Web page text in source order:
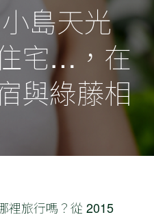
島天光
宅…，在
與綠藤相
裡旅行嗎？從 2015